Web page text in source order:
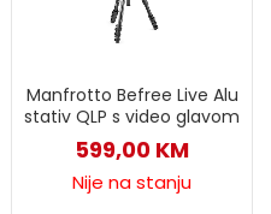
Manfrotto Befree Live Alu
stativ QLP s video glavom
599,00 KM
Nije na stanju